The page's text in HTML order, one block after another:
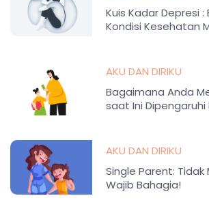
Kuis Kadar Depresi
Kondisi Kesehatan
AKU DAN DIRIKU
Bagaimana Anda
saat Ini
AKU DAN DIRIKU
Single Parent:
Wajib Bahagia!